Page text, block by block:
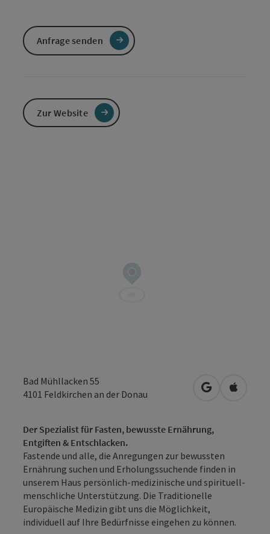
Bad Mühllacken 55
4101 Feldkirchen an der Donau in Google
in
Der Spezialist für Fasten, bewusste Ernährung,
Entgiften & Entschlacken.
Fastende und alle, die Anregungen zur bewussten
Ernährung suchen und Erholungssuchende finden in
unserem Haus persönlich-medizinische und spirituell-
menschliche Unterstützung. Die Traditionelle
Europäische Medizin gibt uns die Möglichkeit,
individuell auf Ihre Bedürfnisse eingehen zu können.
Anfrage senden
Zur Website